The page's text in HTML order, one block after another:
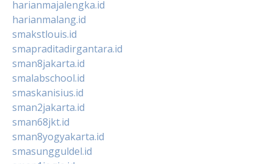
harianmajalengka.id
harianmalang.id
smakstlouis.id
smapraditadirgantara.id
sman8jakarta.id
smalabschool.id
smaskanisius.id
sman2jakarta.id
sman68jkt.id
sman8yogyakarta.id
smasungguldel.id